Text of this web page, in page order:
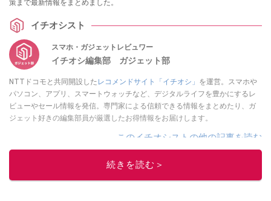
策まで最新情報をまとめました。
イチオシスト
スマホ・ガジェットレビュワー
イチオシ編集部 ガジェット部
NTTドコモと共同開設した レコメンドサイト「イチオシ」 を運営。スマホや
パソコン、アプリ、スマートウォッチなど、デジタルライフを豊かにするレ
ビューやセール情報を発信。専門家による信頼できる情報をまとめたり、ガ
ジェット好きの編集部員が厳選したお得情報をお届けします。
このイチオシストの他の記事を読む
続きを読む＞